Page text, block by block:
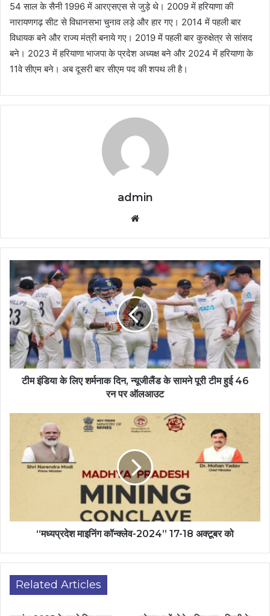
54 साल के सैनी 1996 में आरएसएस से जुड़े थे। 2009 में हरियाणा की
नारायणगढ़ सीट से विधानसभा चुनाव लड़े और हार गए। 2014 में पहली बार
विधायक बने और राज्य मंत्री बनाये गए। 2019 में पहली बार कुरुक्षेत्र से सांसद
बने। 2023 में हरियाणा भाजपा के प्रदेश अध्यक्ष बने और 2024 में हरियाणा के
11वे सीएम बने। अब दूसरी बार सीएम पद की शपथ ली है।
admin
टीम इंडिया के लिए शर्मनाक दिन, न्यूजीलैंड के सामने पूरी टीम हुई 46
रन पर ऑलआउट
“मध्यप्रदेश माइनिंग कॉन्क्लेव-2024” 17-18 अक्टूबर को
Related Articles